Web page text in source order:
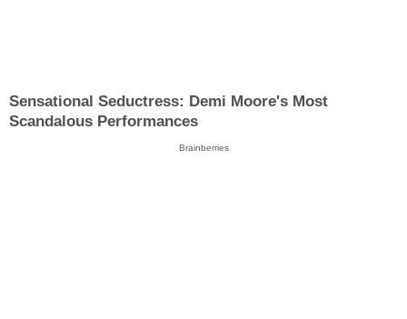
Sensational Seductress: Demi Moore's Most
Scandalous Performances
Brainberries